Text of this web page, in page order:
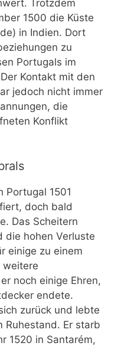
Trotzdem
1500 die Küste
in Indien. Dort
zu
Portugals im
Kontakt mit den
jedoch nicht immer
die
Konflikt
Portugal 1501
doch bald
Das Scheitern
die hohen Verluste
einige zu einem
weitere
noch einige Ehren,
endete.
zurück und lebte
Ruhestand. Er starb
1520 in Santarém,